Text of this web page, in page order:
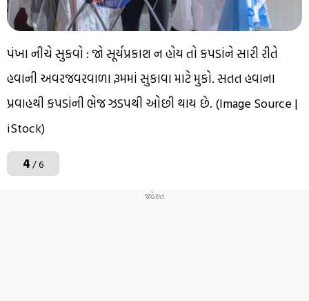
પંખા નીચે સુકવો : જો સૂર્યપ્રકાશ ન હોય તો કપડાંને સારી રીતે
હવાની અવરજવરવાળા રૂમમાં સુકાવા માટે મુકો. સતત હવાના
પ્રવાહથી કપડાંની ભેજ ઝડપથી ઓછી થાય છે. (Image Source |
iStock)
4/ 6